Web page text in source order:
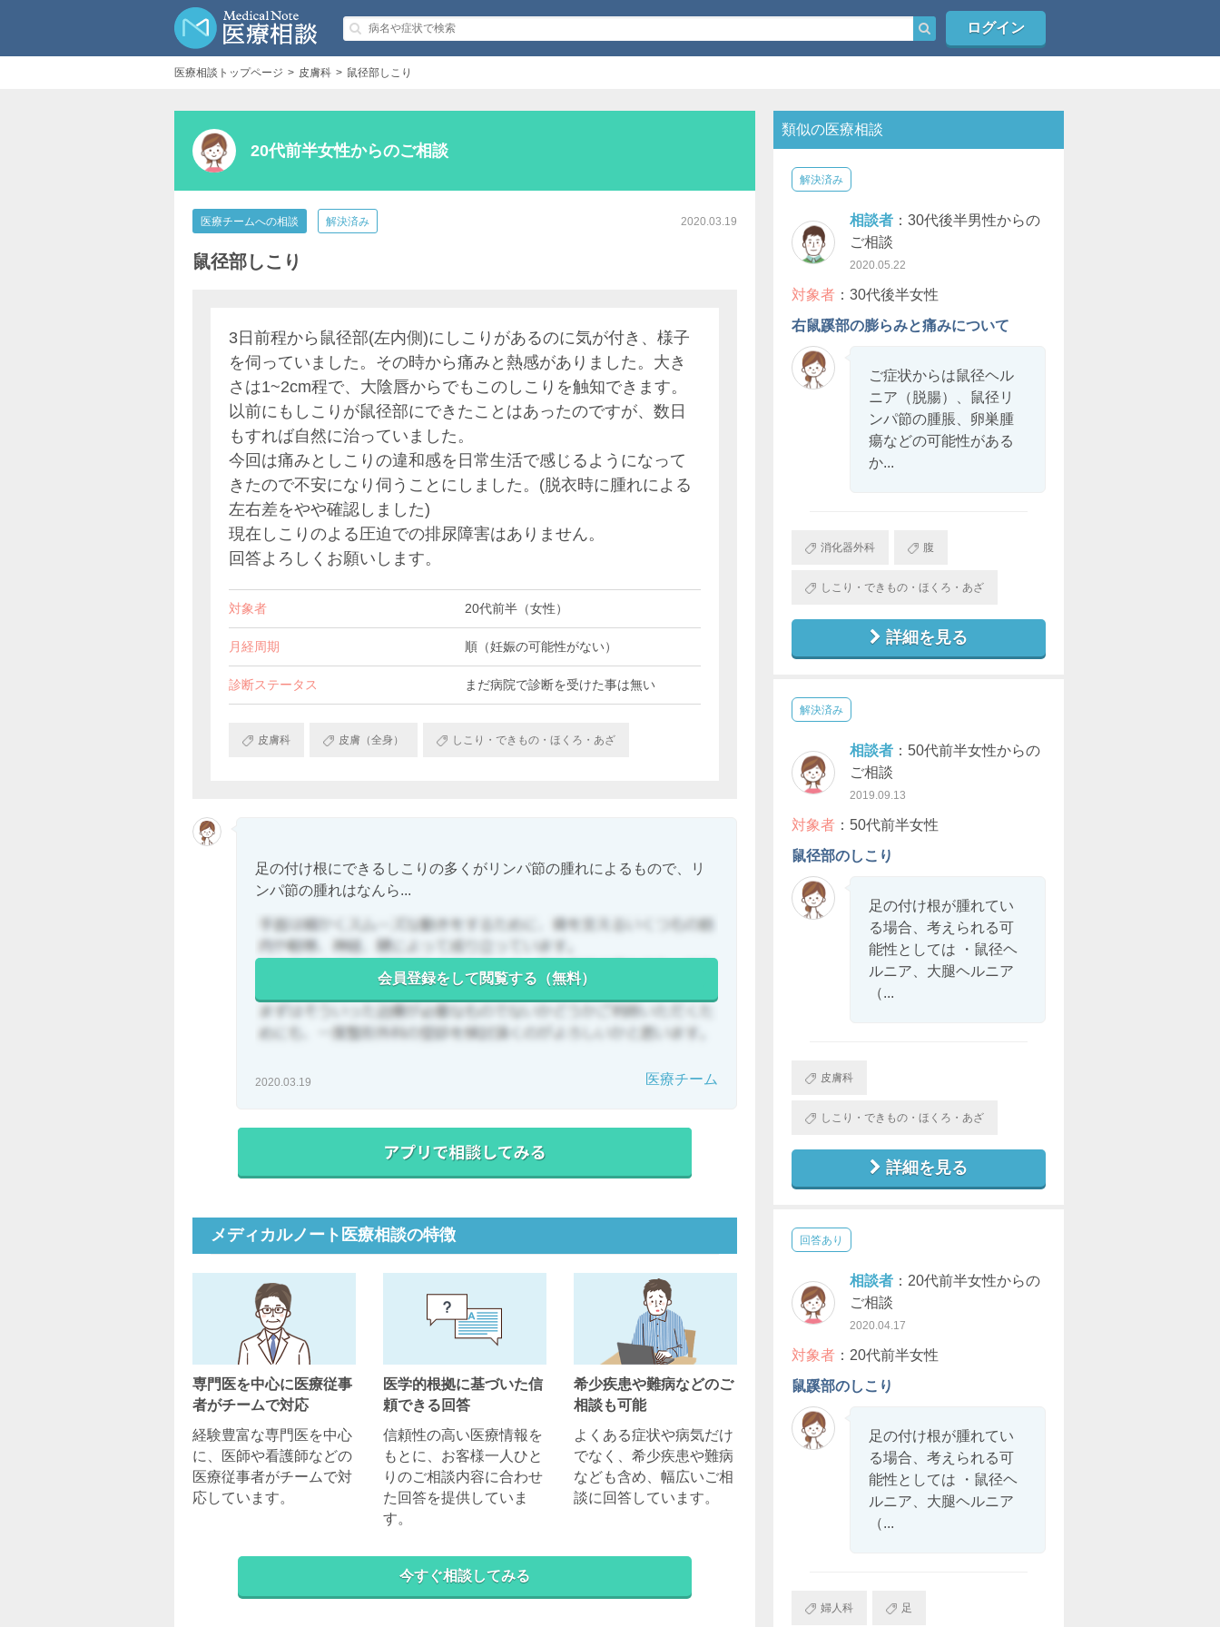
ログイン
医療相談トップページ 皮膚科 鼠径部しこり
20代前半女性からのご相談
医療チームへの相談 解決済み 2020.03.19
鼠径部しこり
3日前程から鼠径部(左内側)にしこりがあるのに気が付き、様子
を伺っていました。その時から痛みと熱感がありました。大き
さは1~2cm程で、大陰唇からでもこのしこりを触知できます。
以前にもしこりが鼠径部にできたことはあったのですが、数日
もすれば自然に治っていました。
今回は痛みとしこりの違和感を日常生活で感じるようになって
きたので不安になり伺うことにしました。(脱衣時に腫れによる
左右差をやや確認しました)
現在しこりのよる圧迫での排尿障害はありません。
回答よろしくお願いします。
対象者 20代前半（女性）
月経周期 順（妊娠の可能性がない）
診断ステータス まだ病院で診断を受けた事は無い
皮膚科 皮膚（全身） しこり・できもの・ほくろ・あざ
足の付け根にできるしこりの多くがリンパ節の腫れによるもので、リ
ンパ節の腫れはなんら...
会員登録をして閲覧する（無料）
2020.03.19 医療チーム
メディカルノート医療相談の特徴
専門医を中心に医療従事
者がチームで対応
経験豊富な専門医を中心
に、医師や看護師などの
医療従事者がチームで対
応しています。
医学的根拠に基づいた信
頼できる回答
信頼性の高い医療情報を
もとに、お客様一人ひと
りのご相談内容に合わせ
た回答を提供していま
す。
希少疾患や難病などのご
相談も可能
よくある症状や病気だけ
でなく、希少疾患や難病
なども含め、幅広いご相
談に回答しています。
今すぐ相談してみる
類似の医療相談
解決済み
相談者：30代後半男性からの
ご相談
2020.05.22
対象者：30代後半女性
右鼠蹊部の膨らみと痛みについて
ご症状からは鼠径ヘル
ニア（脱腸）、鼠径リ
ンパ節の腫脹、卵巣腫
瘍などの可能性がある
か...
消化器外科 腹
しこり・できもの・ほくろ・あざ
詳細を見る
解決済み
相談者：50代前半女性からの
ご相談
2019.09.13
対象者：50代前半女性
鼠径部のしこり
足の付け根が腫れてい
る場合、考えられる可
能性としては ・鼠径ヘ
ルニア、大腿ヘルニア
（...
皮膚科
しこり・できもの・ほくろ・あざ
詳細を見る
回答あり
相談者：20代前半女性からの
ご相談
2020.04.17
対象者：20代前半女性
鼠蹊部のしこり
足の付け根が腫れてい
る場合、考えられる可
能性としては ・鼠径ヘ
ルニア、大腿ヘルニア
（...
婦人科 足